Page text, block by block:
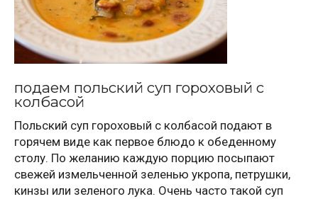
подаем польский суп гороховый с
колбасой
Польский суп гороховый с колбасой подают в
горячем виде как первое блюдо к обеденному
столу. По желанию каждую порцию посыпают
свежей измельченной зеленью укропа, петрушки,
кинзы или зеленого лука. Очень часто такой суп